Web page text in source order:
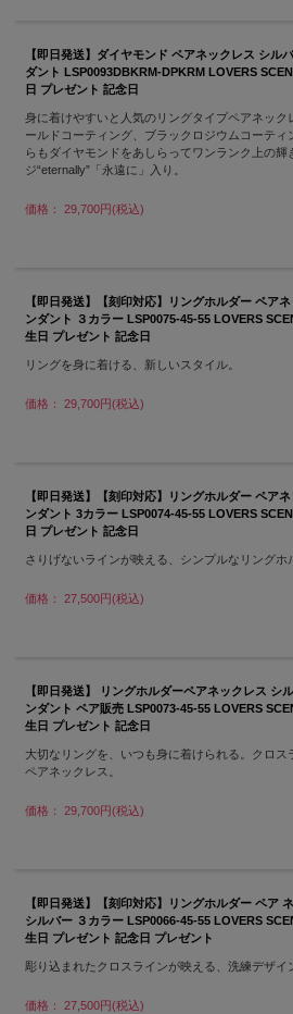
【即日発送】ダイヤモンド ペアネックレス シル
ダント LSP0093DBKRM-DPKRM LOVERS
日 プレゼント 記念日
身に着けやすいと人気のリングタイプペアネッ
ールドコーティング、ブラックロジウムコーテ
らもダイヤモンドをあしらってワンランク上の輝
ジ“eternally”「永遠に」入り。
価格： 29,700円(税込)
【即日発送】【刻印対応】リングホルダー ペア
ンダント ３カラー LSP0075-45-55 LOVERS
生日 プレゼント 記念日
リングを身に着ける、新しいスタイル。
価格： 29,700円(税込)
【即日発送】【刻印対応】リングホルダー ペア
ンダント 3カラー LSP0074-45-55 LOVERS
日 プレゼント 記念日
さりげないラインが映える、シンプルなリングホ
価格： 27,500円(税込)
【即日発送】 リングホルダーペアネックレス シ
ンダント ペア販売 LSP0073-45-55 LOVERS
生日 プレゼント 記念日
大切なリングを、いつも身に着けられる。クロ
ペアネックレス。
価格： 29,700円(税込)
【即日発送】【刻印対応】リングホルダー ペア
シルバー ３カラー LSP0066-45-55 LOVERS
生日 プレゼント 記念日 プレゼント
彫り込まれたクロスラインが映える、洗練デザイ
価格： 27,500円(税込)